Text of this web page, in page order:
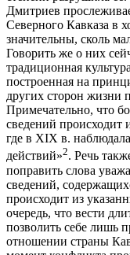
Дмитриев
Северного Кавказа в
значительны, сколь
Говорить же о них
традиционная
построенная на
других сторон жизни
Примечательно, что
сведений происходит
где в XIX в.
действий»2. Речь
поправить слова
сведений,
происходит из
очередь, что вести
позволить себе лишь
отношении страны